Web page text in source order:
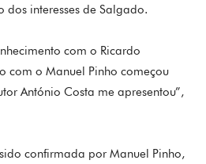
dos interesses de Salgado.
com o Ricardo
com o Manuel Pinho começou
António Costa me apresentou”,
confirmada por Manuel Pinho,